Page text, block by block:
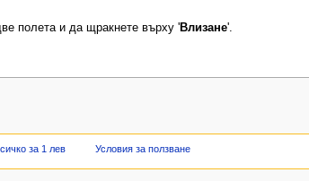
полета и да щракнете върху 'Влизане'.
за 1 лев Условия за ползване